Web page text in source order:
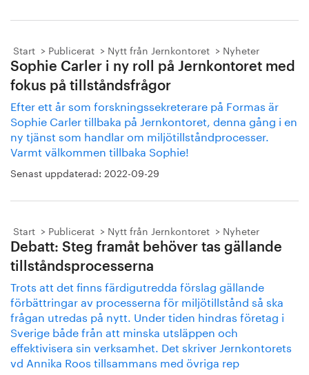
Start Publicerat Nytt från Jernkontoret Nyheter
Sophie Carler i ny roll på Jernkontoret med
fokus på tillståndsfrågor
Efter ett år som forskningssekreterare på Formas är
Sophie Carler tillbaka på Jernkontoret, denna gång i en
ny tjänst som handlar om miljötillståndprocesser.
Varmt välkommen tillbaka Sophie!
Senast uppdaterad: 2022-09-29
Start Publicerat Nytt från Jernkontoret Nyheter
Debatt: Steg framåt behöver tas gällande
tillståndsprocesserna
Trots att det finns färdigutredda förslag gällande
förbättringar av processerna för miljötillstånd så ska
frågan utredas på nytt. Under tiden hindras företag i
Sverige både från att minska utsläppen och
effektivisera sin verksamhet. Det skriver Jernkontorets
vd Annika Roos tillsammans med övriga rep